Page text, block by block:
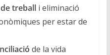
treballi eliminació
per estar de
de la vida